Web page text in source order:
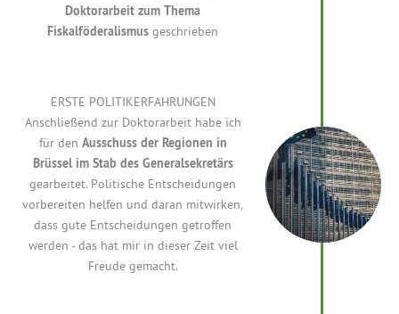
Doktorarbeit zum Thema
Fiskalföderalismus geschrieben
ERSTE POLITIKERFAHRUNGEN
Anschließend zur Doktorarbeit habe ich
für den Ausschuss der Regionen in
Brüssel im Stab des Generalsekretärs
gearbeitet. Politische Entscheidungen
vorbereiten helfen und daran mitwirken,
dass gute Entscheidungen getroffen
werden - das hat mir in dieser Zeit viel
Freude gemacht.